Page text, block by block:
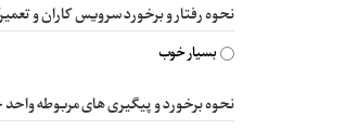
نحوه رفتار و برخورد سرویس کاران و
بسیار خوب
نحوه برخورد و پیگیری های مربوطه